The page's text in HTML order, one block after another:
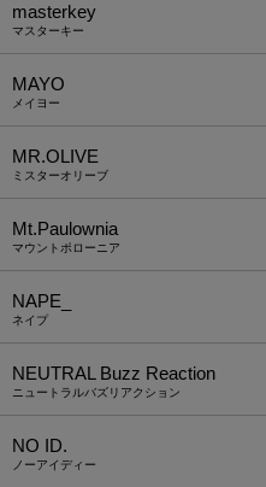
masterkey
マスターキー
MAYO
メイヨー
MR.OLIVE
ミスターオリーブ
Mt.Paulownia
マウントポローニア
NAPE_
ネイプ
NEUTRAL Buzz Reaction
ニュートラルバズリアクション
NO ID.
ノーアイディー